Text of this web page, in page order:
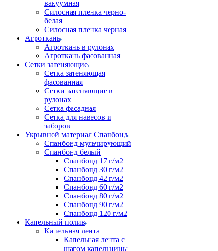
вакуумная
Силосная пленка черно-
белая
Силосная пленка черная
Агроткань
Агроткань в рулонах
Агроткань фасованная
Сетки затеняющие
Сетка затеняющая
фасованная
Сетки затеняющие в
рулонах
Сетка фасадная
Сетка для навесов и
заборов
Укрывной материал Спанбонд
Спанбонд мульчирующий
Спанбонд белый
Спанбонд 17 г/м2
Спанбонд 30 г/м2
Спанбонд 42 г/м2
Спанбонд 60 г/м2
Спанбонд 80 г/м2
Спанбонд 90 г/м2
Спанбонд 120 г/м2
Капельный полив
Капельная лента
Капельная лента с
шагом капельницы